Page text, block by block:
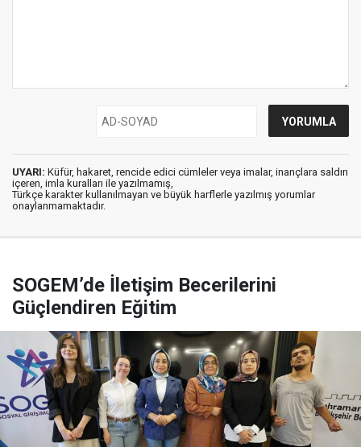
UYARI: Küfür, hakaret, rencide edici cümleler veya imalar, inançlara saldırı
içeren, imla kuralları ile yazılmamış,
Türkçe karakter kullanılmayan ve büyük harflerle yazılmış yorumlar
onaylanmamaktadır.
SOGEM’de İletişim Becerilerini
Güçlendiren Eğitim